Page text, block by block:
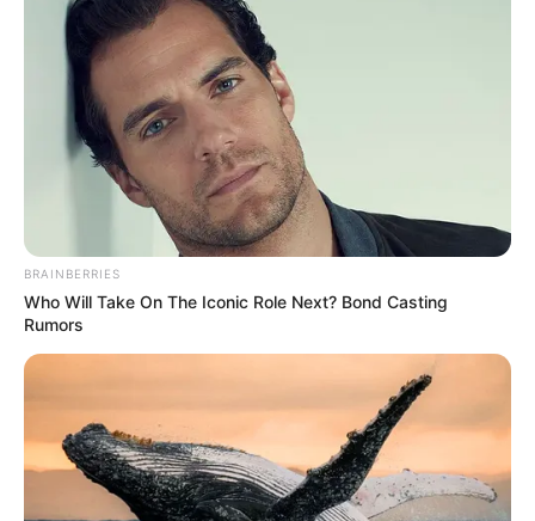
BRAINBERRIES
Who Will Take On The Iconic Role Next? Bond Casting
Rumors